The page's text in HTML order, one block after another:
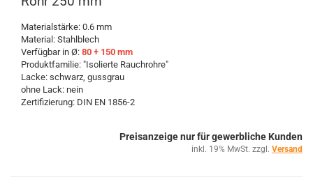
Materialstärke: 0.6 mm
Material: Stahlblech
Verfügbar in Ø: 80 + 150 mm
Produktfamilie: "Isolierte Rauchrohre"
Lacke: schwarz, gussgrau
ohne Lack: nein
Zertifizierung: DIN EN 1856-2
Preisanzeige nur für gewerbliche Kunden
inkl. 19% MwSt. zzgl. Versand